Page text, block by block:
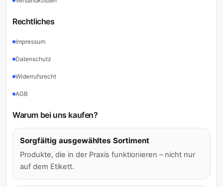
Rechtliches
Impressum
Datenschutz
Widerrufsrecht
AGB
Warum bei uns kaufen?
Sorgfältig ausgewähltes Sortiment
Produkte, die in der Praxis funktionieren – nicht nur
auf dem Etikett.